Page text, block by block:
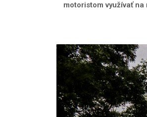
motoristom využívať